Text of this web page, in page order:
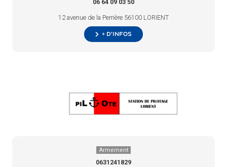
06 64 09 03 50
12 avenue de la Perrière 56100 LORIENT
+ d’infos
Armement
0631241829